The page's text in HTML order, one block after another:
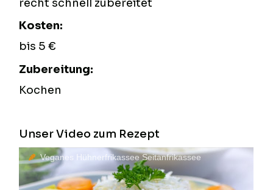
recht schnell zubereitet
Kosten:
bis 5 €
Zubereitung:
Kochen
Unser Video zum Rezept
Veganes Hühnerfrikassee Seitanfrikassee